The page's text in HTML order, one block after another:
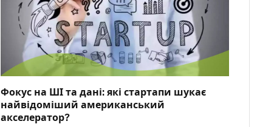
Фокус на ШІ та дані: які стартапи шукає
найвідоміший американський
акселератор?